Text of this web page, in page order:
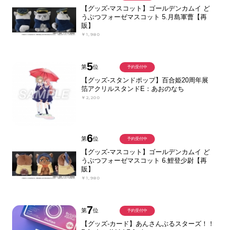
【グッズ-マスコット】ゴールデンカムイ ど
うぶつフォーゼマスコット 5.月島軍曹【再
販】
￥1,980
第5位
【グッズ-スタンドポップ】百合姫20周年展
箔アクリルスタンドE：あおのなち
￥2,200
予約受付中
第6位
【グッズ-マスコット】ゴールデンカムイ ど
うぶつフォーゼマスコット 6.鯉登少尉【再
販】
￥1,980
予約受付中
第7位
【グッズ-カード】あんさんぶるスターズ！！
予約受付中